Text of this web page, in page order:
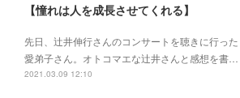
【憧れは人を成長させてくれる】
先日、辻井伸行さんのコンサートを 聴きに行った
愛弟子さん。 オトコマエな辻井さんと 感想を書…
2021.03.09 12:10